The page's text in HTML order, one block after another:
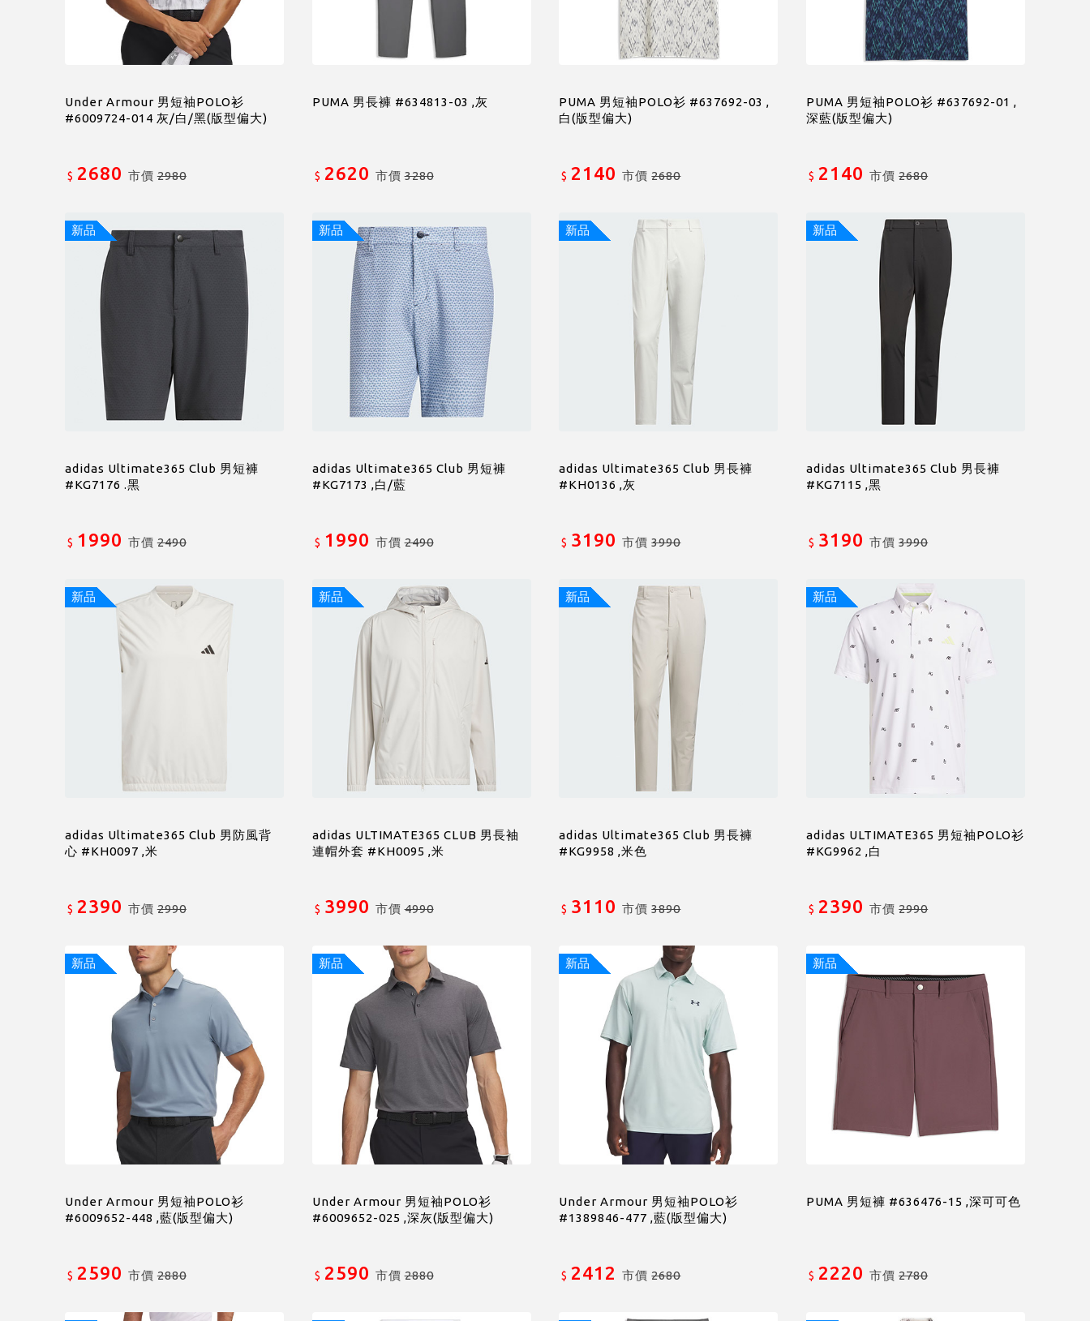
Under Armour 男短袖POLO衫
#6009724-014 灰/白/黑(版型偏大)
$ 2680 市價2980
PUMA 男長褲 #634813-03 ,灰
$ 2620 市價3280
PUMA 男短袖POLO衫 #637692-03 ,
白(版型偏大)
$ 2140 市價2680
PUMA 男短袖POLO衫 #637692-01 ,
深藍(版型偏大)
$ 2140 市價2680
新品
adidas Ultimate365 Club 男短褲
#KG7176 .黑
$ 1990 市價2490
新品
adidas Ultimate365 Club 男短褲
#KG7173 ,白/藍
$ 1990 市價2490
新品
adidas Ultimate365 Club 男長褲
#KH0136 ,灰
$ 3190 市價3990
新品
adidas Ultimate365 Club 男長褲
#KG7115 ,黑
$ 3190 市價3990
新品
adidas Ultimate365 Club 男防風背
心 #KH0097 ,米
$ 2390 市價2990
新品
adidas ULTIMATE365 CLUB 男長袖
連帽外套 #KH0095 ,米
$ 3990 市價4990
新品
adidas Ultimate365 Club 男長褲
#KG9958 ,米色
$ 3110 市價3890
新品
adidas ULTIMATE365 男短袖POLO衫
#KG9962 ,白
$ 2390 市價2990
新品
Under Armour 男短袖POLO衫
#6009652-448 ,藍(版型偏大)
$ 2590 市價2880
新品
Under Armour 男短袖POLO衫
#6009652-025 ,深灰(版型偏大)
$ 2590 市價2880
新品
Under Armour 男短袖POLO衫
#1389846-477 ,藍(版型偏大)
$ 2412 市價2680
新品
PUMA 男短褲 #636476-15 ,深可可色
$ 2220 市價2780